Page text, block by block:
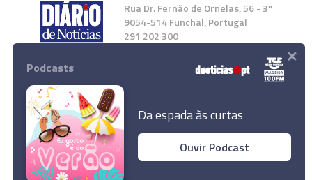
Rua Dr. Fernão de Ornelas, 56 - 3º
9054-514 Funchal, Portugal
291 202 300
Instale a nossa App
© 2026 Empresa Diário de Notícias, Lda.
Todos os direitos reservados.
Podcasts
Da espada às curtas
Ouvir Podcast
×